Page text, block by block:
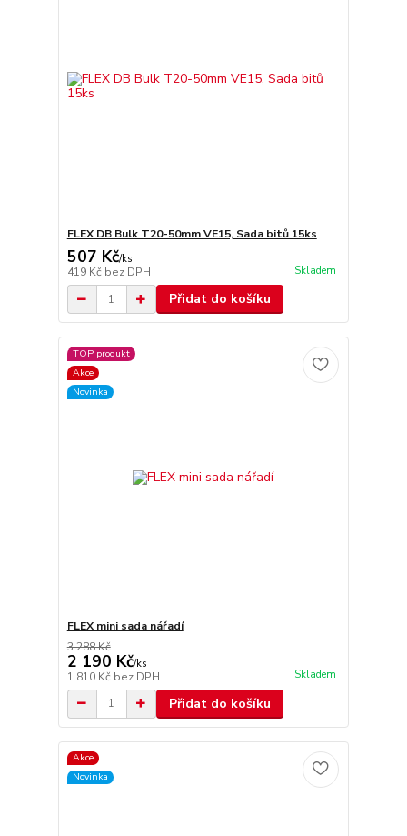
FLEX DB Bulk T20-50mm VE15, Sada bitů 15ks
507 Kč/ks
419 Kč bez DPH Skladem
Přidat do košíku
TOP produkt
Akce
Novinka
FLEX mini sada nářadí
3 288 Kč
2 190 Kč/ks
1 810 Kč bez DPH Skladem
Přidat do košíku
Akce
Novinka